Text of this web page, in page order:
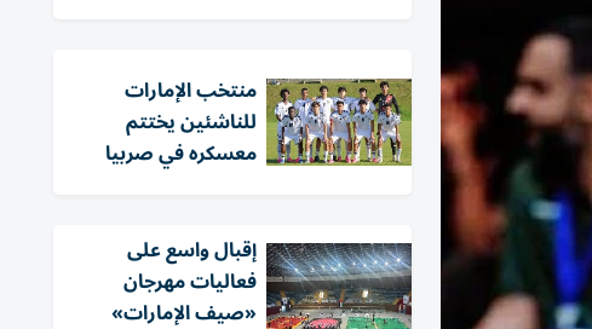
منتخب الإمارات
للناشئين يختتم
معسكره في صربيا
إقبال واسع على
فعاليات مهرجان
«صيف الإمارات»